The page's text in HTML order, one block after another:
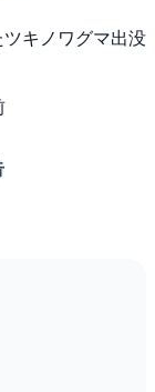
キノワグマ出没